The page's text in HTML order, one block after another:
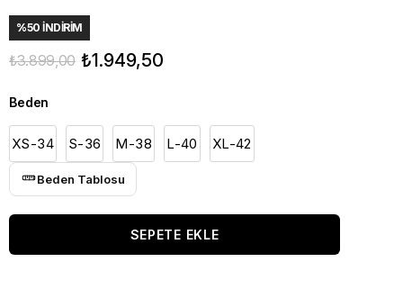
%50 İNDIRIM
₺3.899,00 ₺1.949,50
Beden
XS-34 S-36 M-38 L-40 XL-42
Beden Tablosu